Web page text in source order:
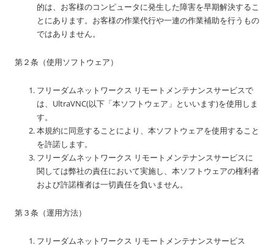
的は、お客様のコンピュータに発生した障害を早期解決するこ
とにあります。お客様の作業代行や一連の作業補助を行うもの
ではありません。
第２条（使用ソフトウェア）
フリーダムネットワークス リモートメンテナンスサービスで
は、UltraVNC(以下「本ソフトウェア」といいます)を使用しま
す。
本規約に同意することにより、本ソフトウェアを使用すること
を許諾します。
フリーダムネットワークス リモートメンテナンスサービスに
関しては弊社の責任において実施し、本ソフトウェアの権利者
および許諾権者は一切責任を負いません。
第３条（運用方法）
フリーダムネットワークス リモートメンテナンスサービス